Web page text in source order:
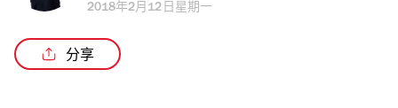
2018年2月12日星期一
分享